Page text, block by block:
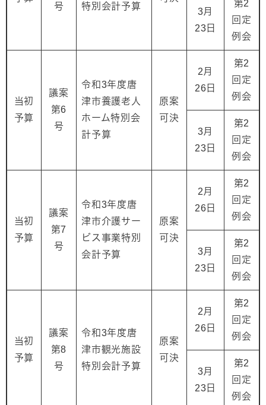
号
特別会計予算
3月
23日
第2
回定
例会
当初
予算
議案
第6
号
令和3年度唐
津市養護老人
ホーム特別会
計予算
原案
可決
2月
26日
第2
回定
例会
3月
23日
第2
回定
例会
当初
予算
議案
第7
号
令和3年度唐
津市介護サー
ビス事業特別
会計予算
原案
可決
2月
26日
第2
回定
例会
3月
23日
第2
回定
例会
当初
予算
議案
第8
号
令和3年度唐
津市観光施設
特別会計予算
原案
可決
2月
26日
第2
回定
例会
3月
23日
第2
回定
例会